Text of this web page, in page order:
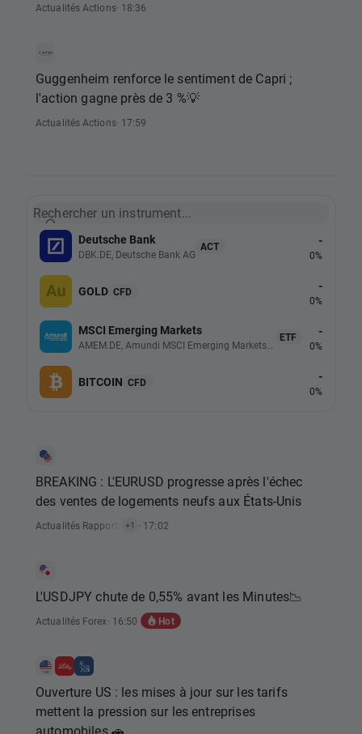
Actualités Actions· 18:36
Guggenheim renforce le sentiment de Capri ;
l'action gagne près de 3 %💡
Actualités Actions· 17:59
Rechercher un instrument...
Deutsche Bank
DBK.DE, Deutsche Bank AG
ACT -
0%
GOLD CFD -
0%
MSCI Emerging Markets ETF -
0%
BITCOIN CFD -
0%
BREAKING : L'EURUSD progresse après l'échec
des ventes de logements neufs aux États-Unis
Actualités Rapports Économiques
+1 · 17:02
L'USDJPY chute de 0,55% avant les Minutes📉
Actualités Forex· 16:50 Hot
Ouverture US : les mises à jour sur les tarifs
mettent la pression sur les entreprises
automobiles 🚗